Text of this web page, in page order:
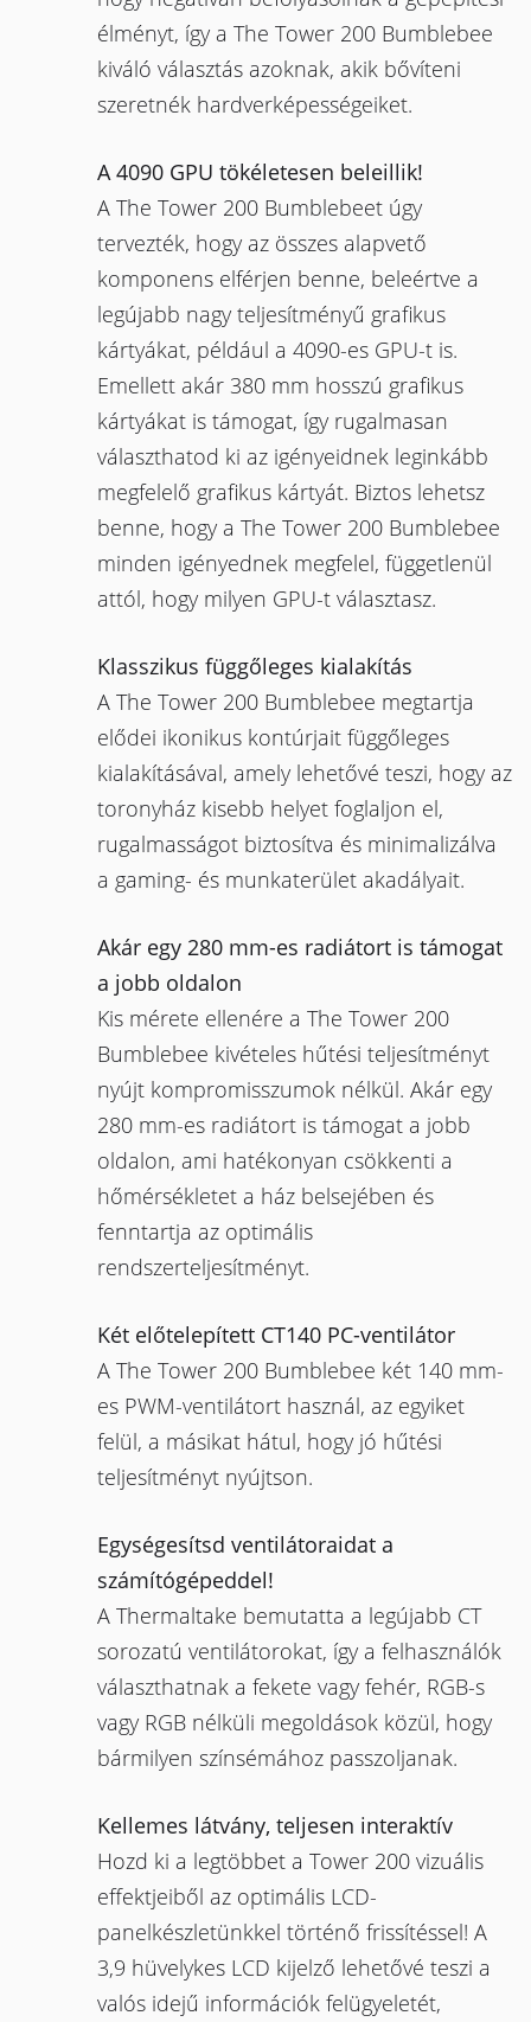
élményt, így a The Tower 200 Bumblebee
kiváló választás azoknak, akik bővíteni
szeretnék hardverképességeiket.
A 4090 GPU tökéletesen beleillik!
A The Tower 200 Bumblebeet úgy
tervezték, hogy az összes alapvető
komponens elférjen benne, beleértve a
legújabb nagy teljesítményű grafikus
kártyákat, például a 4090-es GPU-t is.
Emellett akár 380 mm hosszú grafikus
kártyákat is támogat, így rugalmasan
választhatod ki az igényeidnek leginkább
megfelelő grafikus kártyát. Biztos lehetsz
benne, hogy a The Tower 200 Bumblebee
minden igényednek megfelel, függetlenül
attól, hogy milyen GPU-t választasz.
Klasszikus függőleges kialakítás
A The Tower 200 Bumblebee megtartja
elődei ikonikus kontúrjait függőleges
kialakításával, amely lehetővé teszi, hogy az
toronyház kisebb helyet foglaljon el,
rugalmasságot biztosítva és minimalizálva
a gaming- és munkaterület akadályait.
Akár egy 280 mm-es radiátort is támogat
a jobb oldalon
Kis mérete ellenére a The Tower 200
Bumblebee kivételes hűtési teljesítményt
nyújt kompromisszumok nélkül. Akár egy
280 mm-es radiátort is támogat a jobb
oldalon, ami hatékonyan csökkenti a
hőmérsékletet a ház belsejében és
fenntartja az optimális
rendszerteljesítményt.
Két előtelepített CT140 PC-ventilátor
A The Tower 200 Bumblebee két 140 mm-
es PWM-ventilátort használ, az egyiket
felül, a másikat hátul, hogy jó hűtési
teljesítményt nyújtson.
Egységesítsd ventilátoraidat a
számítógépeddel!
A Thermaltake bemutatta a legújabb CT
sorozatú ventilátorokat, így a felhasználók
választhatnak a fekete vagy fehér, RGB-s
vagy RGB nélküli megoldások közül, hogy
bármilyen színsémához passzoljanak.
Kellemes látvány, teljesen interaktív
Hozd ki a legtöbbet a Tower 200 vizuális
effektjeiből az optimális LCD-
panelkészletünkkel történő frissítéssel! A
3,9 hüvelykes LCD kijelző lehetővé teszi a
valós idejű információk felügyeletét,